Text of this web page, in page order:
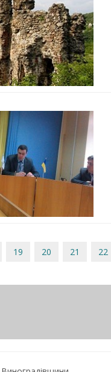
19 20 21 22